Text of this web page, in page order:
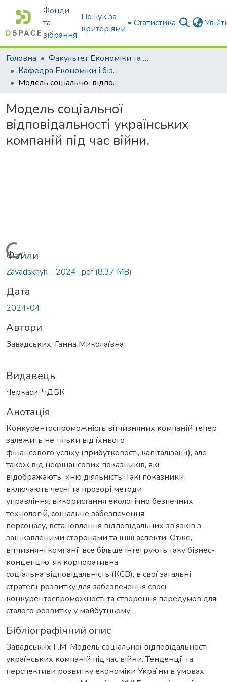
Фонди
та
зібрання
Пошук за
критеріями
Статистика
Головна
Факультет Економіки та бізнесу
Кафедра Економіки і бізнесу
Модель соціальної відповідальності українських компаній під час війни.
Модель соціальної
відповідальності українських
компаній під час війни.
Вантажиться...
Файли
Zavadskhyh _ 2024_.pdf(8.37 MB)
Дата
2024-04
Автори
Завадських, Ганна Миколаївна
Видавець
Черкаси: ЧДБК
Анотація
Конкурентоспроможність вітчизняних компаній тепер
залежить не тільки від їхнього
фінансового успіху (прибутковості, капіталізації), але
також від нефінансових показників, які
відображають їхню діяльність. Такі показники
включають чесні та прозорі методи
управління, використання екологічно безпечних
технологій, соціальне забезпечення
персоналу, встановлення відповідальних зв'язків з
зацікавленими сторонами та інші аспекти. Отже,
вітчизняні компанії все більше інтегрують таку бізнес-
концепцію, як корпоративна
соціальна відповідальність (КСВ), в свої загальні
стратегії розвитку для забезпечення своєї
конкурентоспроможності та створення передумов для
сталого розвитку у майбутньому.
Бібліографічний опис
Завадських Г.М. Модель соціальної відповідальності
українських компаній під час війни. Тенденції та
перспективи розвитку економіки України в умовах